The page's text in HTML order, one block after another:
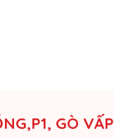
GÒ VẤP